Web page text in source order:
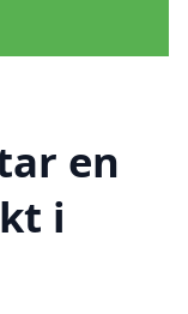
en
i